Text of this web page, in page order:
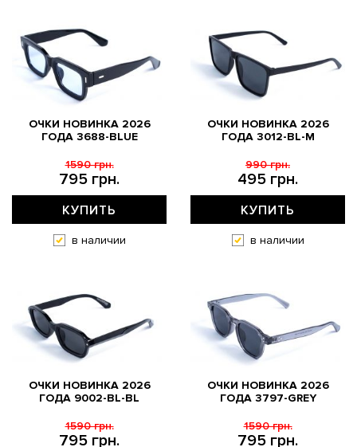
ОЧКИ НОВИНКА 2026
ГОДА 3688-BLUE
795 грн.
1590 грн.
КУПИТЬ
в наличии
ОЧКИ НОВИНКА 2026
ГОДА 3012-BL-M
495 грн.
990 грн.
КУПИТЬ
в наличии
ОЧКИ НОВИНКА 2026
ГОДА 9002-BL-BL
795 грн.
1590 грн.
ОЧКИ НОВИНКА 2026
ГОДА 3797-GREY
795 грн.
1590 грн.